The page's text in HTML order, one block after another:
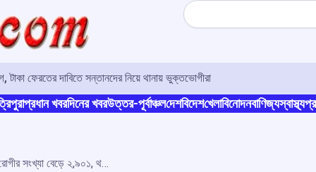
Search
ফেরতের দাবিতে সন্তানদের নিয়ে থানায় ভুক্তভোগীরা
প্রধান খবরদিনের খবরউত্তর-পূর্বাঞ্চলদেশবিদেশখেলাবিনোদনবাণিজ্যস্বাস্থ্য